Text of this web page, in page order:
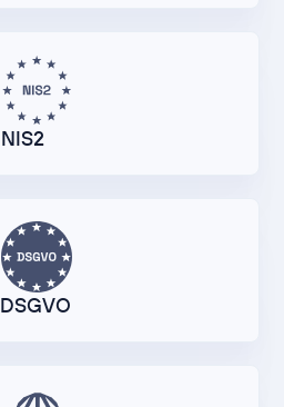
NIS2
DSGVO